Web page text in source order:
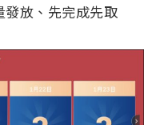
放、先完成先取